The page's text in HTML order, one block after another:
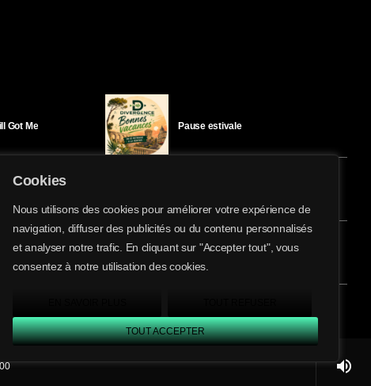
Cookies
Nous utilisons des cookies pour améliorer votre expérience de
navigation, diffuser des publicités ou du contenu personnalisés
et analyser notre trafic. En cliquant sur "Accepter tout", vous
consentez à notre utilisation des cookies.
TOUT ACCEPTER
volume_up
share
email
Got Me
Héloïse Bay
Pause estivale
Ici l’Ombre – mardi 28 juillet
.